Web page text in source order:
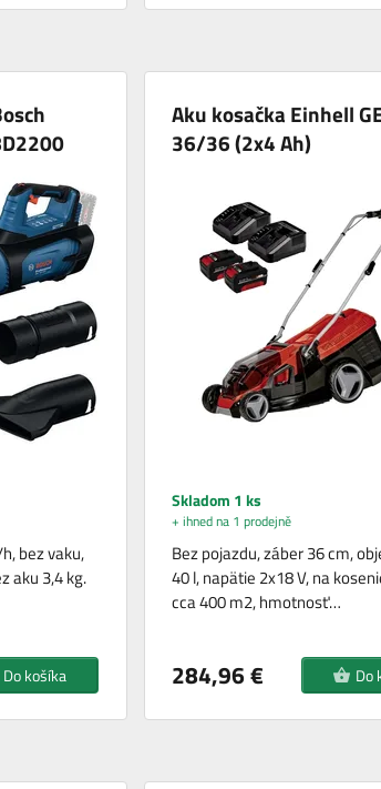
bez vaku,
aku 3,4 kg.
Do košíka
Aku kosačka Einhell
36/36 (2x4 Ah)
Skladom 1 ks
+ ihned na 1 prodejně
Bez pojazdu, záber 36 cm,
40 l, napätie 2x18 V, na
cca 400 m2, hmotnosť…
284,96 € Do